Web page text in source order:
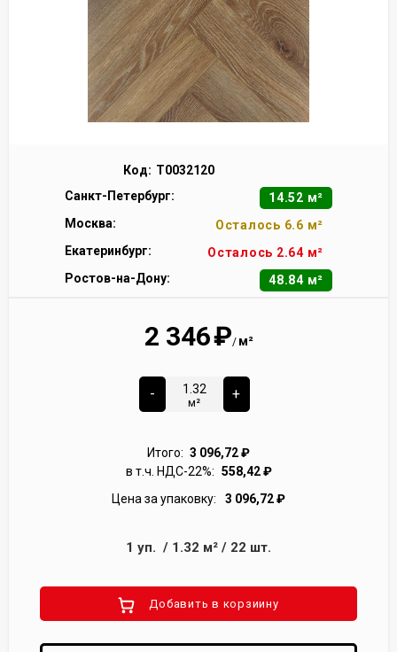
Код: Т0032120
Санкт-Петербург:
14.52 м²
Москва:
Осталось 6.6 м²
Екатеринбург:
Осталось 2.64 м²
Ростов-на-Дону:
48.84 м²
2 346₽/ м²
-
м²
+
Итого: 3 096,72₽
в т.ч. НДС-22%: 558,42₽
Цена за упаковку:
3 096,72₽
1 уп. / 1.32 м² / 22 шт.
Добавить в корзиину